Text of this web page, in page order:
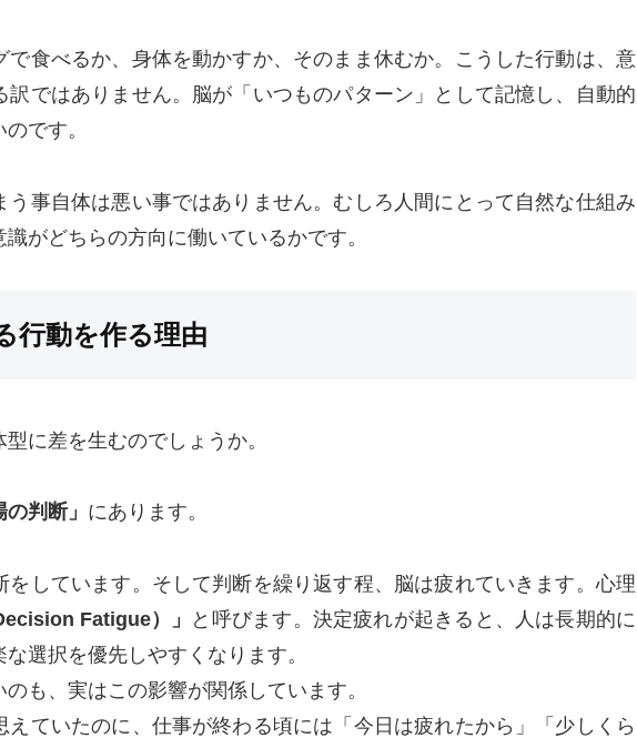
で食べるか、身体を動かすか、そのまま休むか。こうした行動は、意
訳ではありません。脳が「いつものパターン」として記憶し、自動的
です。
う事自体は悪い事ではありません。むしろ人間にとって自然な仕組み
がどちらの方向に働いているかです。
行動を作る理由
に差を生むのでしょうか。
の判断」 にあります。
をしています。そして判断を繰り返す程、脳は疲れていきます。心理
Fatigue）」
と呼びます。決定疲れが起きると、人は長期的に
選択を優先しやすくなります。
も、実はこの影響が関係しています。
ていたのに、仕事が終わる頃には「今日は疲れたから」「少しくら